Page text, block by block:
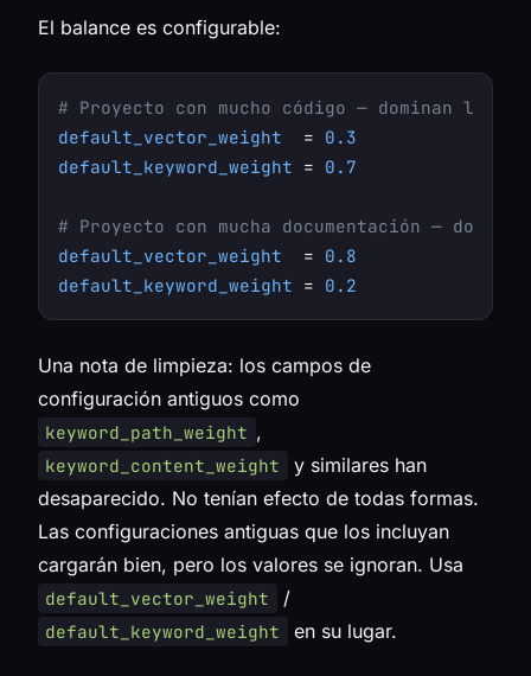
El balance es configurable:
# Proyecto con mucho código — dominan los
default_vector_weight
  =
0.3
default_keyword_weight = 0.7
# Proyecto con mucha documentación —
default_vector_weight
  =
0.8
default_keyword_weight = 0.2
Una nota de limpieza: los campos de
configuración antiguos como
keyword_path_weight ,
keyword_content_weight
y similares han
desaparecido. No tenían efecto de todas formas.
Las configuraciones antiguas que los incluyan
cargarán bien, pero los valores se ignoran. Usa
default_vector_weight /
default_keyword_weight en su lugar.